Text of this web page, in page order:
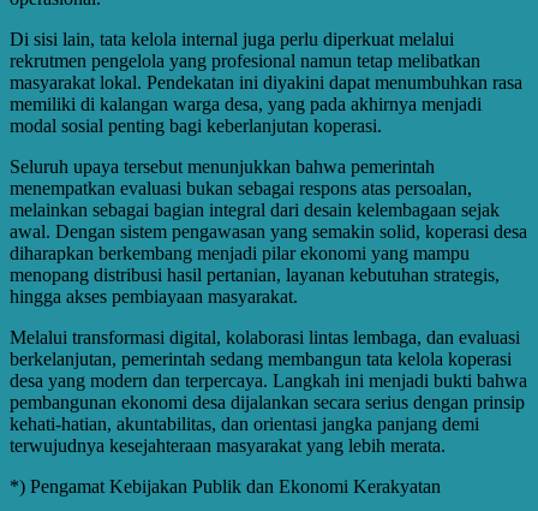
Di sisi lain, tata kelola internal juga perlu diperkuat melalui
rekrutmen pengelola yang profesional namun tetap melibatkan
masyarakat lokal. Pendekatan ini diyakini dapat menumbuhkan rasa
memiliki di kalangan warga desa, yang pada akhirnya menjadi
modal sosial penting bagi keberlanjutan koperasi.
Seluruh upaya tersebut menunjukkan bahwa pemerintah
menempatkan evaluasi bukan sebagai respons atas persoalan,
melainkan sebagai bagian integral dari desain kelembagaan sejak
awal. Dengan sistem pengawasan yang semakin solid, koperasi desa
diharapkan berkembang menjadi pilar ekonomi yang mampu
menopang distribusi hasil pertanian, layanan kebutuhan strategis,
hingga akses pembiayaan masyarakat.
Melalui transformasi digital, kolaborasi lintas lembaga, dan evaluasi
berkelanjutan, pemerintah sedang membangun tata kelola koperasi
desa yang modern dan terpercaya. Langkah ini menjadi bukti bahwa
pembangunan ekonomi desa dijalankan secara serius dengan prinsip
kehati-hatian, akuntabilitas, dan orientasi jangka panjang demi
terwujudnya kesejahteraan masyarakat yang lebih merata.
*) Pengamat Kebijakan Publik dan Ekonomi Kerakyatan